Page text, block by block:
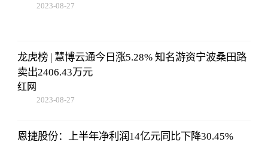
2023-08-27
龙虎榜 | 慧博云通今日涨5.28% 知名游资宁波桑田路
卖出2406.43万元
红网
2023-08-27
恩捷股份：上半年净利润14亿元同比下降30.45%